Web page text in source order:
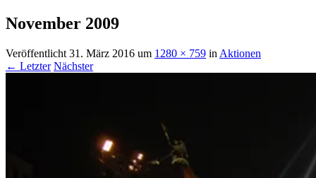
November 2009
Veröffentlicht 31. März 2016 um 1280 × 759 in Aktionen
← Letzter Nächster